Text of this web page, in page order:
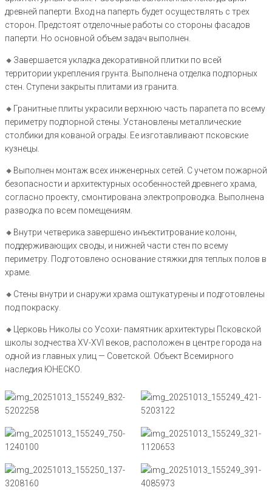
древней паперти. Вход на паперть будет осуществлять с трех
сторон. Предстоят отделочные работы со стороны фасадов
паперти. Но основной объем задач выполнен.
🔸Завершается укладка декоративной плитки по всей
территории укрепления грунта. Выполнена отделка подпорных
стен. Ступени закрыты плитами из гранита.
🔸Гранитные плиты украсили верхнюю часть парапета по всему
периметру подпорной стены. Установлены металлические
столбики для кованой ограды. Ее изготавливают псковские
кузнецы.
🔸Выполнен монтаж всех инженерных сетей. С учетом пожарной
безопасности и архитектурных особенностей древнего храма,
согласно проекту, смонтирована электропроводка. Выполнена
разводка по всем помещениям.
🔸Внутри четверика завершено инъектитрование колонн,
поддерживающих своды, и нижней части стен по всему
периметру. Подготовлено основание стяжки для теплых полов в
храме.
🔸Стены внутри и снаружи храма оштукатурены и подготовлены
под покраску.
🔸Церковь Николы со Усохи- памятник архитектуры Псковской
школы зодчества XV-XVI веков, расположен в центре города на
одной из главных улиц — Советской. Объект Всемирного
наследия ЮНЕСКО.